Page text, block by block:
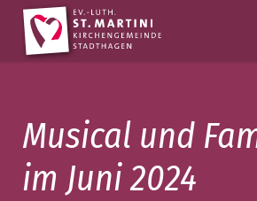
Musical und
im Juni 2024